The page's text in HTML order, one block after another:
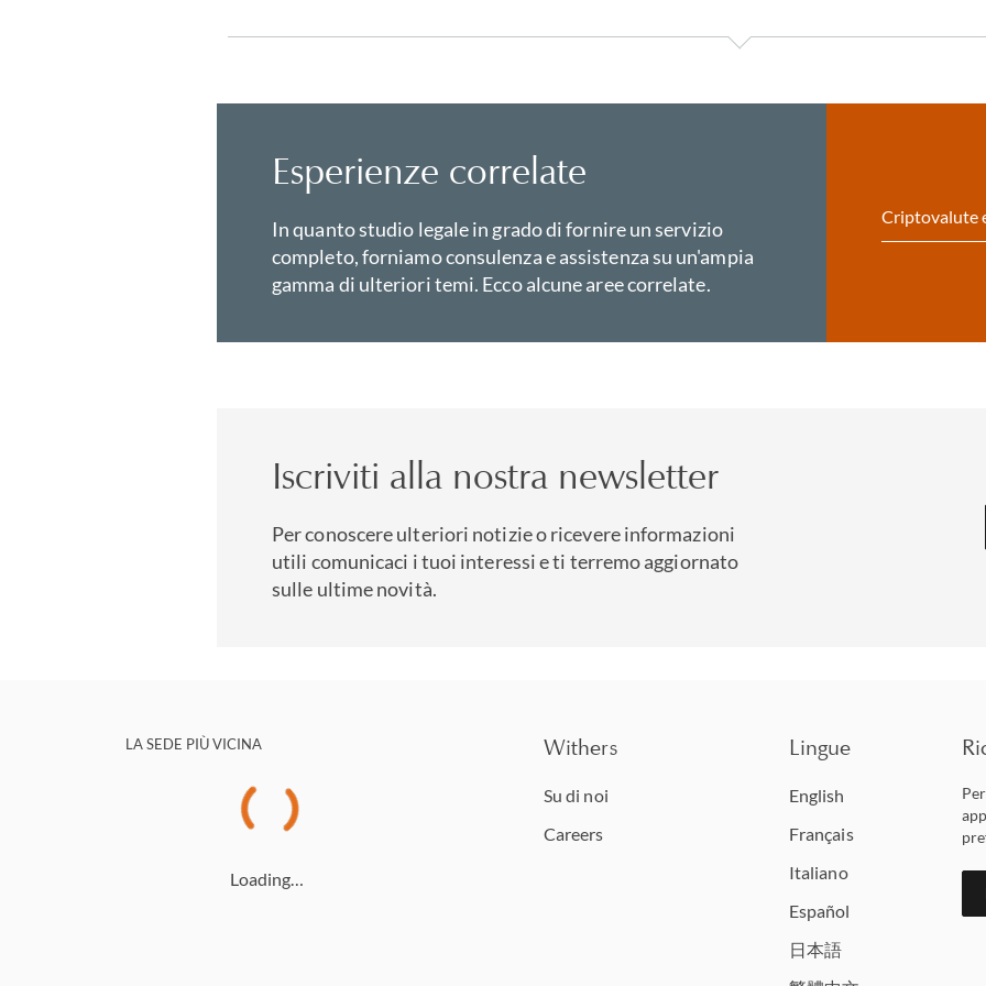
Esperienze correlate
In quanto studio legale in grado di fornire un servizio
completo, forniamo consulenza e assistenza su un'ampia
gamma di ulteriori temi. Ecco alcune aree correlate.
Criptovalute
Iscriviti alla nostra newsletter
Per conoscere ulteriori notizie o ricevere informazioni
utili comunicaci i tuoi interessi e ti terremo aggiornato
sulle ultime novità.
LA SEDE PIÙ VICINA
Loading…
Withers
Su di noi
Careers
Lingue
English
Français
Italiano
Español
日本語